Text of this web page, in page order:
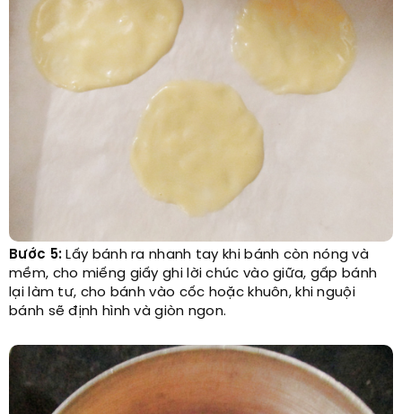
Bước 5: Lấy bánh ra nhanh tay khi bánh còn nóng và
mềm, cho miếng giấy ghi lời chúc vào giữa, gấp bánh
lại làm tư, cho bánh vào cốc hoặc khuôn, khi nguội
bánh sẽ định hình và giòn ngon.